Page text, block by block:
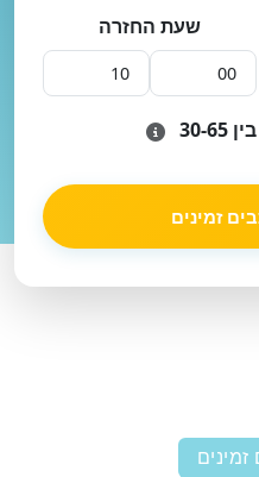
שעת החזרה
65
זמינים
זמינים